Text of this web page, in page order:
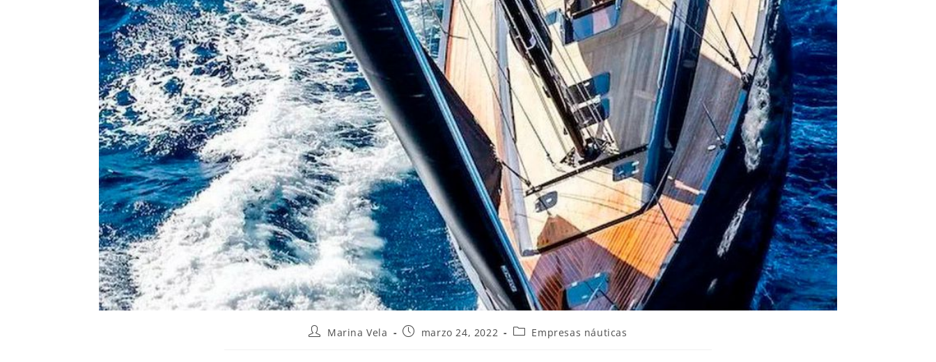
Marina Vela marzo 24, 2022 Empresas náuticas